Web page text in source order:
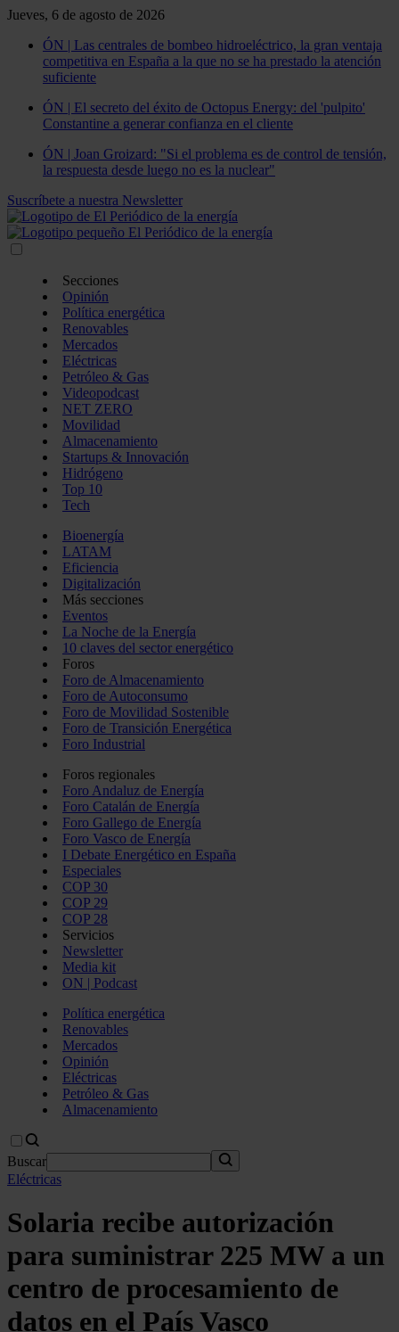
Jueves, 6 de agosto de 2026
ÓN | Las centrales de bombeo hidroeléctrico, la gran ventaja
competitiva en España a la que no se ha prestado la atención
suficiente
ÓN | El secreto del éxito de Octopus Energy: del 'pulpito'
Constantine a generar confianza en el cliente
ÓN | Joan Groizard: "Si el problema es de control de tensión,
la respuesta desde luego no es la nuclear"
Suscríbete a nuestra Newsletter
Secciones
Opinión
Política energética
Renovables
Mercados
Eléctricas
Petróleo & Gas
Videopodcast
NET ZERO
Movilidad
Almacenamiento
Startups & Innovación
Hidrógeno
Top 10
Tech
Bioenergía
LATAM
Eficiencia
Digitalización
Más secciones
Eventos
La Noche de la Energía
10 claves del sector energético
Foros
Foro de Almacenamiento
Foro de Autoconsumo
Foro de Movilidad Sostenible
Foro de Transición Energética
Foro Industrial
Foros regionales
Foro Andaluz de Energía
Foro Catalán de Energía
Foro Gallego de Energía
Foro Vasco de Energía
I Debate Energético en España
Especiales
COP 30
COP 29
COP 28
Servicios
Newsletter
Media kit
ON | Podcast
Política energética
Renovables
Mercados
Opinión
Eléctricas
Petróleo & Gas
Almacenamiento
Buscar
Eléctricas
Solaria recibe autorización
para suministrar 225 MW a un
centro de procesamiento de
datos en el País Vasco